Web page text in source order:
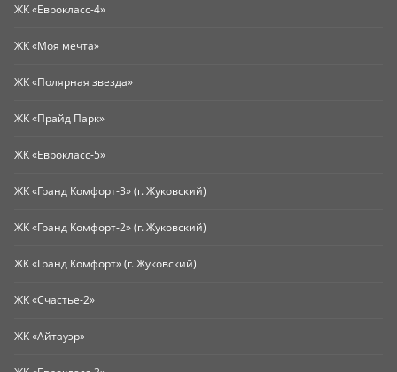
ЖК «Еврокласс-4»
ЖК «Моя мечта»
ЖК «Полярная звезда»
ЖК «Прайд Парк»
ЖК «Еврокласс-5»
ЖК «Гранд Комфорт-3» (г. Жуковский)
ЖК «Гранд Комфорт-2» (г. Жуковский)
ЖК «Гранд Комфорт» (г. Жуковский)
ЖК «Счастье-2»
ЖК «Айтауэр»